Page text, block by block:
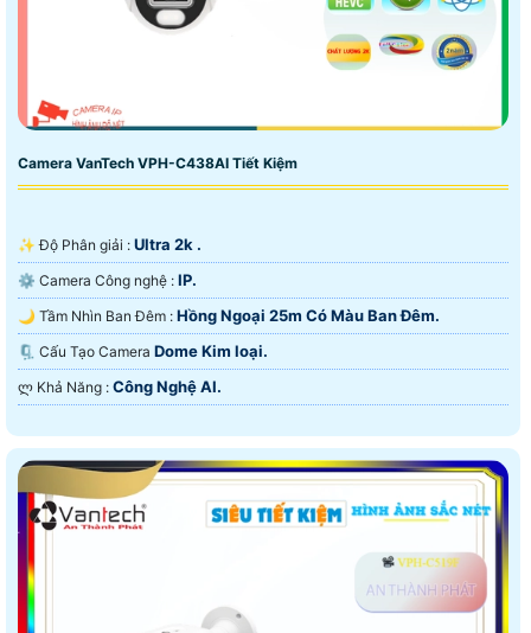
Camera VanTech VPH-C438AI Tiết Kiệm
✨ Độ Phân giải : Ultra 2k .
⚙ Camera Công nghệ : IP.
🌙 Tầm Nhìn Ban Đêm : Hồng Ngoại 25m Có Màu Ban Ðêm.
🗜️ Cấu Tạo Camera Dome Kim loại.
️ლ Khả Năng : Công Nghệ AI.